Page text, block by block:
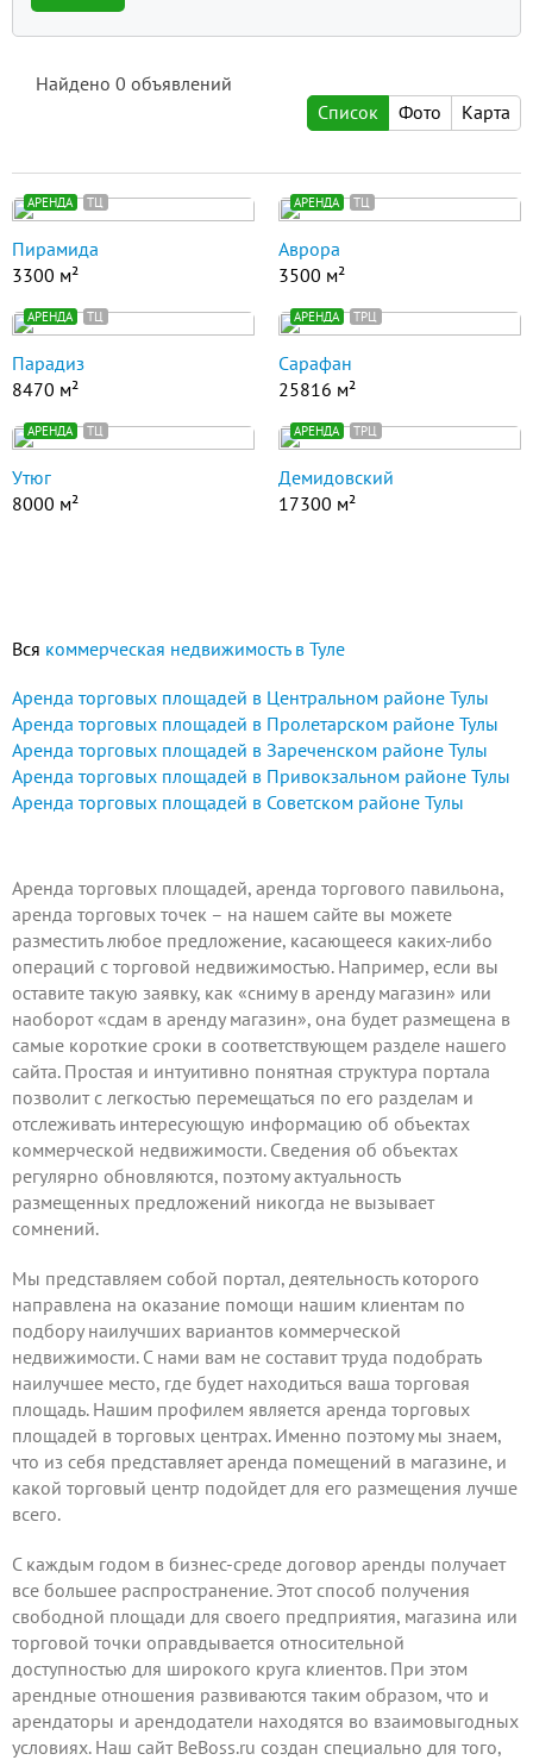
Найдено 0 объявлений
Список
Фото Карта
АРЕНДА ТЦ
Пирамида
3300 м²
АРЕНДА ТЦ
Аврора
3500 м²
АРЕНДА ТЦ
Парадиз
8470 м²
АРЕНДА ТРЦ
Сарафан
25816 м²
АРЕНДА ТЦ
Утюг
8000 м²
АРЕНДА ТРЦ
Демидовский
17300 м²
Вся коммерческая недвижимость в Туле
Аренда торговых площадей в Центральном районе Тулы
Аренда торговых площадей в Пролетарском районе Тулы
Аренда торговых площадей в Зареченском районе Тулы
Аренда торговых площадей в Привокзальном районе Тулы
Аренда торговых площадей в Советском районе Тулы
Аренда торговых площадей, аренда торгового павильона,
аренда торговых точек – на нашем сайте вы можете
разместить любое предложение, касающееся каких-либо
операций с торговой недвижимостью. Например, если вы
оставите такую заявку, как «сниму в аренду магазин» или
наоборот «сдам в аренду магазин», она будет размещена в
самые короткие сроки в соответствующем разделе нашего
сайта. Простая и интуитивно понятная структура портала
позволит с легкостью перемещаться по его разделам и
отслеживать интересующую информацию об объектах
коммерческой недвижимости. Сведения об объектах
регулярно обновляются, поэтому актуальность
размещенных предложений никогда не вызывает
сомнений.
Мы представляем собой портал, деятельность которого
направлена на оказание помощи нашим клиентам по
подбору наилучших вариантов коммерческой
недвижимости. С нами вам не составит труда подобрать
наилучшее место, где будет находиться ваша торговая
площадь. Нашим профилем является аренда торговых
площадей в торговых центрах. Именно поэтому мы знаем,
что из себя представляет аренда помещений в магазине, и
какой торговый центр подойдет для его размещения лучше
всего.
С каждым годом в бизнес-среде договор аренды получает
все большее распространение. Этот способ получения
свободной площади для своего предприятия, магазина или
торговой точки оправдывается относительной
доступностью для широкого круга клиентов. При этом
арендные отношения развиваются таким образом, что и
арендаторы и арендодатели находятся во взаимовыгодных
условиях. Наш сайт BeBoss.ru создан специально для того,